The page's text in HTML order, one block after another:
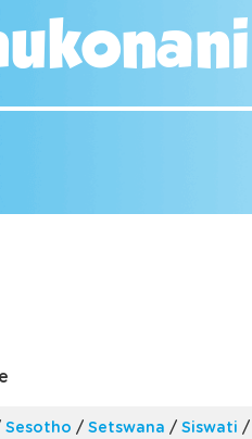
Sesotho / Setswana / Siswati /